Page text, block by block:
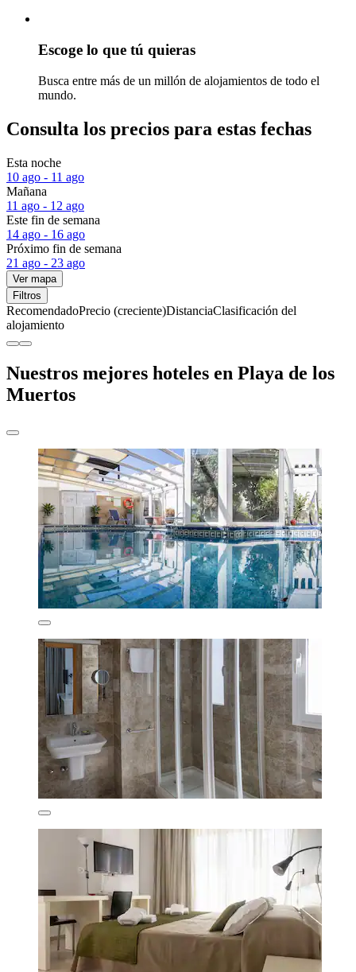
Escoge lo que tú quieras
Busca entre más de un millón de alojamientos de todo el
mundo.
Consulta los precios para estas fechas
Esta noche
10 ago - 11 ago
Mañana
11 ago - 12 ago
Este fin de semana
14 ago - 16 ago
Próximo fin de semana
21 ago - 23 ago
Ver mapa
Filtros
RecomendadoPrecio (creciente)DistanciaClasificación del
alojamiento
Nuestros mejores hoteles en Playa de los
Muertos